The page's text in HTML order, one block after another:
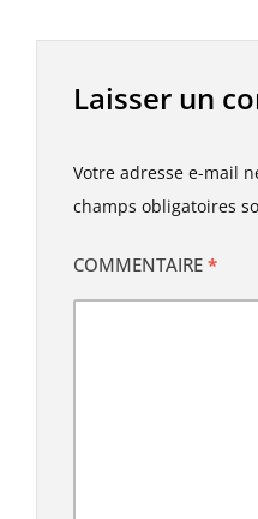
Laisser un
Votre adresse e-mail
champs obligatoires
COMMENTAIRE *